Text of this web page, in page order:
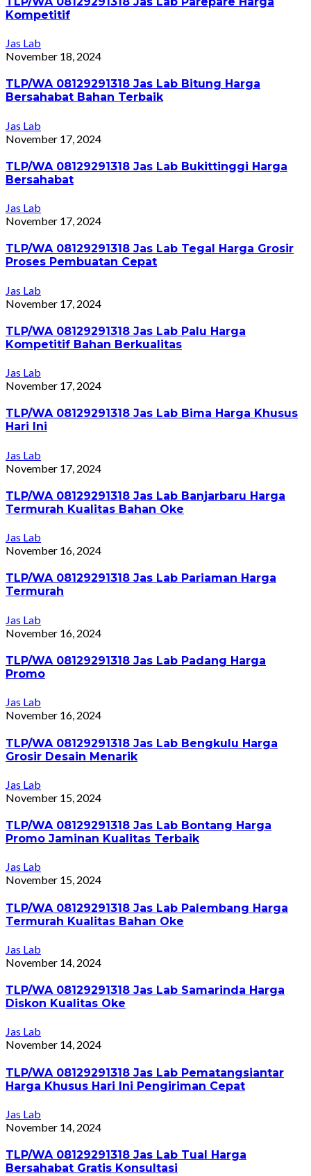
Kompetitif
Jas Lab
November 18, 2024
TLP/WA 08129291318 Jas Lab Bitung Harga
Bersahabat Bahan Terbaik
Jas Lab
November 17, 2024
TLP/WA 08129291318 Jas Lab Bukittinggi Harga
Bersahabat
Jas Lab
November 17, 2024
TLP/WA 08129291318 Jas Lab Tegal Harga Grosir
Proses Pembuatan Cepat
Jas Lab
November 17, 2024
TLP/WA 08129291318 Jas Lab Palu Harga
Kompetitif Bahan Berkualitas
Jas Lab
November 17, 2024
TLP/WA 08129291318 Jas Lab Bima Harga Khusus
Hari Ini
Jas Lab
November 17, 2024
TLP/WA 08129291318 Jas Lab Banjarbaru Harga
Termurah Kualitas Bahan Oke
Jas Lab
November 16, 2024
TLP/WA 08129291318 Jas Lab Pariaman Harga
Termurah
Jas Lab
November 16, 2024
TLP/WA 08129291318 Jas Lab Padang Harga
Promo
Jas Lab
November 16, 2024
TLP/WA 08129291318 Jas Lab Bengkulu Harga
Grosir Desain Menarik
Jas Lab
November 15, 2024
TLP/WA 08129291318 Jas Lab Bontang Harga
Promo Jaminan Kualitas Terbaik
Jas Lab
November 15, 2024
TLP/WA 08129291318 Jas Lab Palembang Harga
Termurah Kualitas Bahan Oke
Jas Lab
November 14, 2024
TLP/WA 08129291318 Jas Lab Samarinda Harga
Diskon Kualitas Oke
Jas Lab
November 14, 2024
TLP/WA 08129291318 Jas Lab Pematangsiantar
Harga Khusus Hari Ini Pengiriman Cepat
Jas Lab
November 14, 2024
TLP/WA 08129291318 Jas Lab Tual Harga
Bersahabat Gratis Konsultasi